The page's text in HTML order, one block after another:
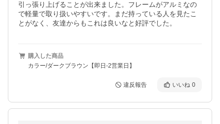
引っ張り上げることが出来ました。フレームがアルミなの
で軽量で取り扱いやすいです。まだ持っている人を見たこ
とがなく、友達からもこれは良いなと好評でした。
購入した商品
カラー/ダークブラウン【即日-2営業日】
違反報告 いいね 0